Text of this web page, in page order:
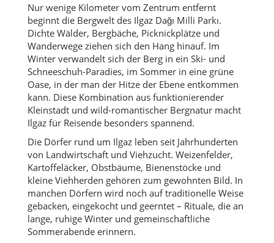
Nur wenige Kilometer vom Zentrum entfernt
beginnt die Bergwelt des Ilgaz Dağı Milli Parkı.
Dichte Wälder, Bergbäche, Picknickplätze und
Wanderwege ziehen sich den Hang hinauf. Im
Winter verwandelt sich der Berg in ein Ski- und
Schneeschuh-Paradies, im Sommer in eine grüne
Oase, in der man der Hitze der Ebene entkommen
kann. Diese Kombination aus funktionierender
Kleinstadt und wild-romantischer Bergnatur macht
Ilgaz für Reisende besonders spannend.
Die Dörfer rund um Ilgaz leben seit Jahrhunderten
von Landwirtschaft und Viehzucht. Weizenfelder,
Kartoffeläcker, Obstbäume, Bienenstöcke und
kleine Viehherden gehören zum gewohnten Bild. In
manchen Dörfern wird noch auf traditionelle Weise
gebacken, eingekocht und geerntet – Rituale, die an
lange, ruhige Winter und gemeinschaftliche
Sommerabende erinnern.